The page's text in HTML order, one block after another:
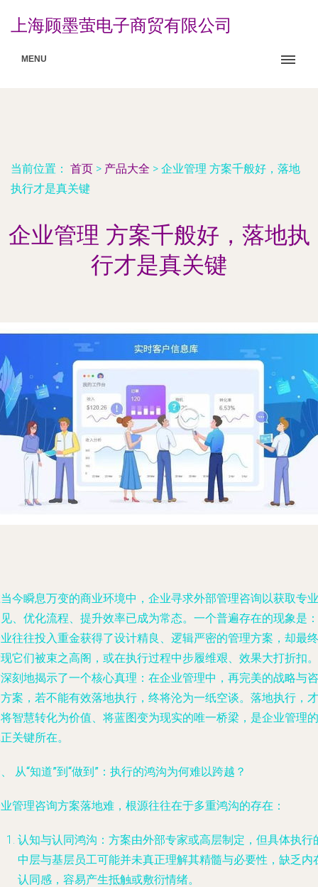
上海顾墨萤电子商贸有限公司
MENU
当前位置： 首页 > 产品大全 > 企业管理 方案千般好，落地
执行才是真关键
企业管理 方案千般好，落地执
行才是真关键
今瞬息万变的商业环境中，企业寻求外部管理咨询以获取专业
、优化流程、提升效率已成为常态。一个普遍存在的现象是：
往往投入重金获得了设计精良、逻辑严密的管理方案，却最终
它们被束之高阁，或在执行过程中步履维艰、效果大打折扣。
刻地揭示了一个核心真理：在企业管理中，再完美的战略与咨
案，若不能有效落地执行，终将沦为一纸空谈。落地执行，才
智慧转化为价值、将蓝图变为现实的唯一桥梁，是企业管理的
关键所在。
从“知道”到“做到”：执行的鸿沟为何难以跨越？
管理咨询方案落地难，根源往往在于多重鸿沟的存在：
认知与认同鸿沟 ：方案由外部专家或高层制定，但具体执行
中层与基层员工可能并未真正理解其精髓与必要性，缺乏内
认同感，容易产生抵触或敷衍情绪。